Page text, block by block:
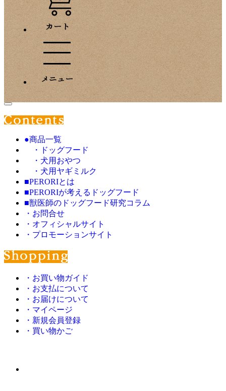
●商品一覧
・ドッグフード
・犬用おやつ
・犬用ヤギミルク
■PERORIとは
■PERORIが考えるドッグフード
■獣医師のドッグフード研究コラム
・お問合せ
・オフィシャルサイト
・プロモーションサイト
・お買い物ガイド
・お支払について
・お届けについて
・マイページ
・新規会員登録
・買い物かご